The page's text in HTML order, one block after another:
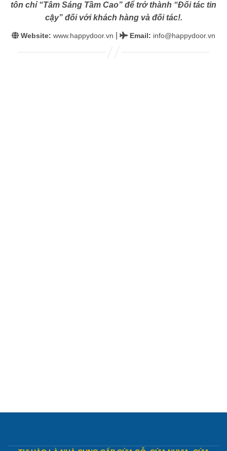
tôn chỉ “Tâm Sáng Tầm Cao” để trở thành “Đối tác tin
cậy” đối với khách hàng và đối tác!.
Website: www.happydoor.vn Email: info@happydoor.vn